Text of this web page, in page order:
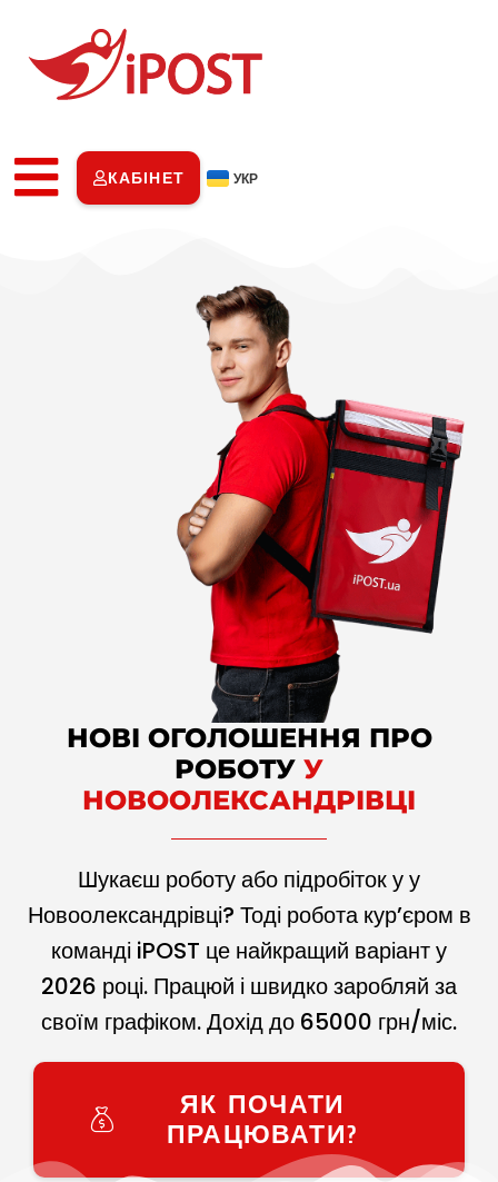
КАБІНЕТ УКР
НОВІ ОГОЛОШЕННЯ ПРО
РОБОТУ У
НОВООЛЕКСАНДРІВЦІ
Шукаєш роботу або підробіток у у
Новоолександрівці? Тоді робота кур’єром в
команді iPOST це найкращий варіант у
2026 році. Працюй і швидко заробляй за
своїм графіком. Дохід до 65000 грн/міс.
ЯК ПОЧАТИ
ПРАЦЮВАТИ?